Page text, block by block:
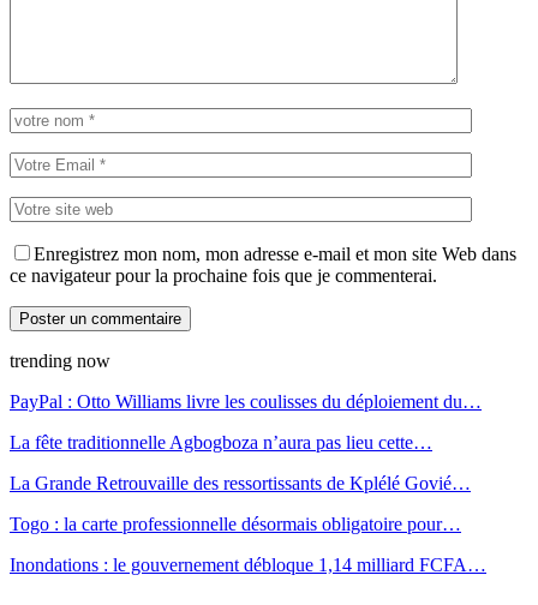
Enregistrez mon nom, mon adresse e-mail et mon site Web dans
ce navigateur pour la prochaine fois que je commenterai.
trending now
PayPal : Otto Williams livre les coulisses du déploiement du…
La fête traditionnelle Agbogboza n’aura pas lieu cette…
La Grande Retrouvaille des ressortissants de Kplélé Govié…
Togo : la carte professionnelle désormais obligatoire pour…
Inondations : le gouvernement débloque 1,14 milliard FCFA…